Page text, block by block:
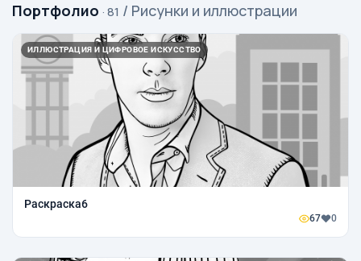
Портфолио · 81 / Рисунки и иллюстрации
ИЛЛЮСТРАЦИЯ И ЦИФРОВОЕ ИСКУССТВО
Раскраска6
67 0